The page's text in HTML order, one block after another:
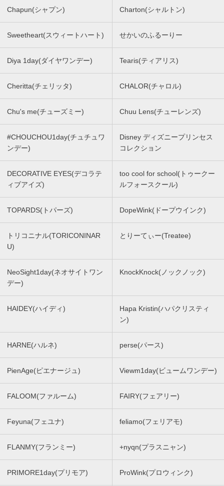
Chapun(シャプン) Charton(シャルトン)
Sweetheart(スウィートハート) せかいのふるーりー
Diya 1day(ダイヤワンデー) Tearis(ティアリス)
Cheritta(チェリッタ) CHALOR(チャロル)
Chu's me(チューズミー) Chuu Lens(チューレンズ)
#CHOUCHOU1day(チュチュワ
ンデー)
Disney ディズニープリンセス
コレクション
DECORATIVE EYES(デコラテ
ィブアイズ)
too cool for school(トゥークー
ルフォースクール)
TOPARDS(トパーズ) DopeWink(ドープウインク)
トリコニナル(TORICONINAR
U)
とりーてぃー(Treatee)
NeoSight1day(ネオサイトワン
デー)
KnockKnock(ノックノック)
HAIDEY(ハイディ)
Hapa Kristin(ハパクリスティ
ン)
HARNE(ハルネ) perse(パース)
PienAge(ピエナージュ) Viewm1day(ビュームワンデー)
FALOOM(ファルーム) FAIRY(フェアリー)
Feyuna(フェユナ) feliamo(フェリアモ)
FLANMY(フランミー) +nyqn(プラスニャン)
PRIMORE1day(プリモア) ProWink(プロウィンク)